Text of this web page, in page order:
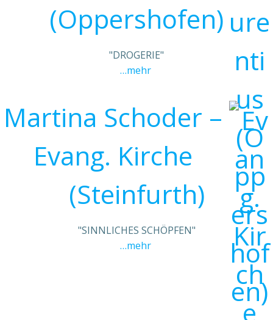
(Oppershofen)
"DROGERIE"
…mehr
Martina Schoder –
Evang. Kirche
(Steinfurth)
"SINNLICHES SCHÖPFEN"
…mehr